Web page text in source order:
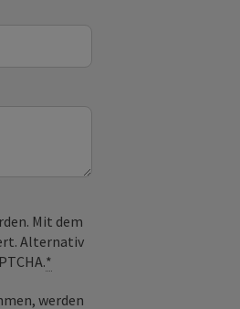
Mit dem
Alternativ
*
werden
öffnen